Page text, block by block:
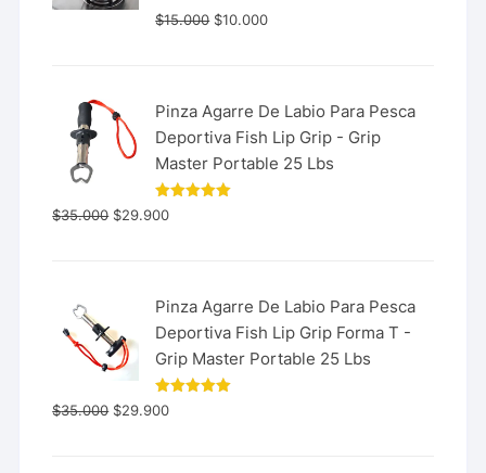
$15.000 $10.000
Pinza Agarre De Labio Para Pesca
Deportiva Fish Lip Grip - Grip
Master Portable 25 Lbs
Valorado
con
$35.000 $29.900
Pinza Agarre De Labio Para Pesca
Deportiva Fish Lip Grip Forma T -
Grip Master Portable 25 Lbs
Valorado
con
$35.000 $29.900